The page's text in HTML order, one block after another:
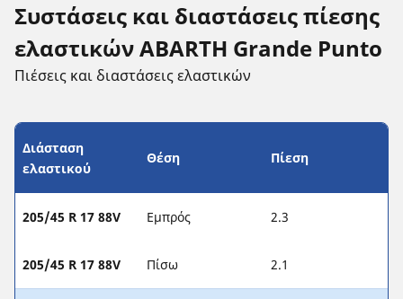
Συστάσεις και διαστάσεις πίεσης
ελαστικών ABARTH Grande Punto
Πιέσεις και διαστάσεις ελαστικών
Διάσταση
ελαστικού
Θέση Πίεση
205/45 R 17 88V Εμπρός 2.3
205/45 R 17 88V Πίσω 2.1